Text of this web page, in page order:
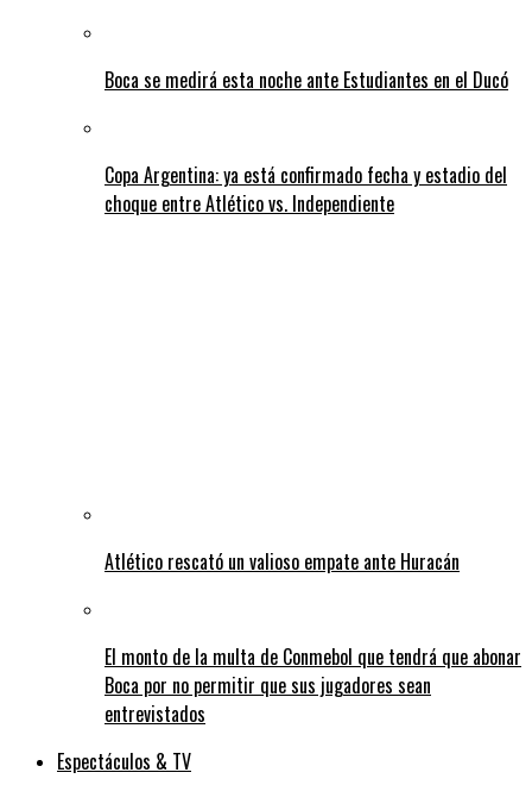
Boca se medirá esta noche ante Estudiantes en el Ducó
Copa Argentina: ya está confirmado fecha y estadio del
choque entre Atlético vs. Independiente
Atlético rescató un valioso empate ante Huracán
El monto de la multa de Conmebol que tendrá que abonar
Boca por no permitir que sus jugadores sean
entrevistados
Espectáculos & TV